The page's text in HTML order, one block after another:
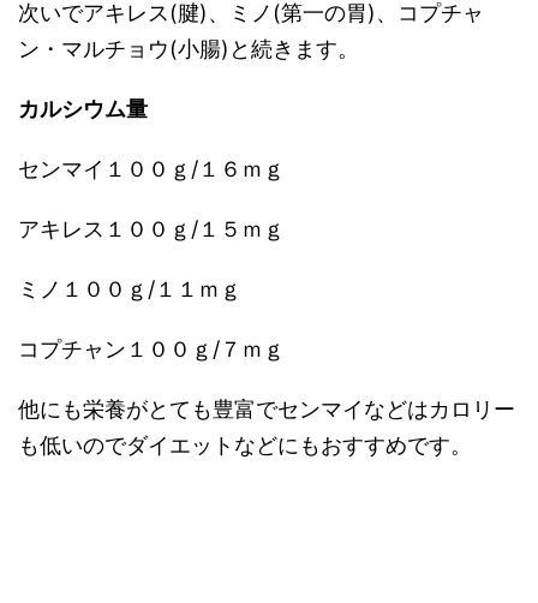
次いでアキレス(腱)、ミノ(第一の胃)、コプチャ
ン・マルチョウ(小腸)と続きます。
カルシウム量
センマイ１００ｇ/１６ｍｇ
アキレス１００ｇ/１５ｍｇ
ミノ１００ｇ/１１ｍｇ
コプチャン１００ｇ/７ｍｇ
他にも栄養がとても豊富でセンマイなどはカロリー
も低いのでダイエットなどにもおすすめです。